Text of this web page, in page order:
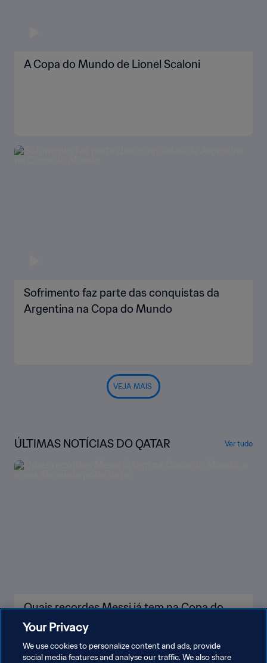
A Copa do Mundo de Lionel Scaloni
Sofrimento faz parte das conquistas da
Argentina na Copa do Mundo
VEJA MAIS
ÚLTIMAS NOTÍCIAS DO QATAR Ver tudo
Quais recordes Messi já tem na Copa do
Mundo, e quais ele ainda pode bater
Your Privacy
We use cookies to personalize content and ads, provide
social media features and analyse our traffic. We also share